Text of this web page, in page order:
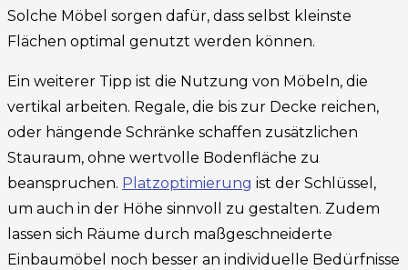
Solche Möbel sorgen dafür, dass selbst kleinste
Flächen optimal genutzt werden können.
Ein weiterer Tipp ist die Nutzung von Möbeln, die
vertikal arbeiten. Regale, die bis zur Decke reichen,
oder hängende Schränke schaffen zusätzlichen
Stauraum, ohne wertvolle Bodenfläche zu
beanspruchen. Platzoptimierung ist der Schlüssel,
um auch in der Höhe sinnvoll zu gestalten. Zudem
lassen sich Räume durch maßgeschneiderte
Einbaumöbel noch besser an individuelle Bedürfnisse